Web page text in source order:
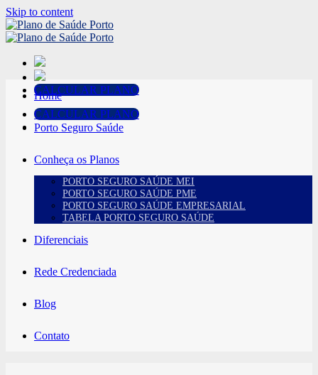
Skip to content
CALCULAR PLANO
CALCULAR PLANO
Home
Porto Seguro Saúde
Conheça os Planos
PORTO SEGURO SAÚDE MEI
PORTO SEGURO SAÚDE PME
PORTO SEGURO SAÚDE EMPRESARIAL
TABELA PORTO SEGURO SAÚDE
Diferenciais
Rede Credenciada
Blog
Contato